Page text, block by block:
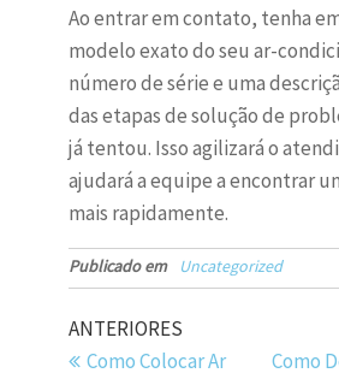
Ao entrar em contato, tenha
modelo exato do seu ar-
número de série e uma
das etapas de solução de
já tentou. Isso agilizará o
ajudará a equipe a encontrar
mais rapidamente.
Publicado em Uncategorized
ANTERIORES
Como Colocar Ar
Como